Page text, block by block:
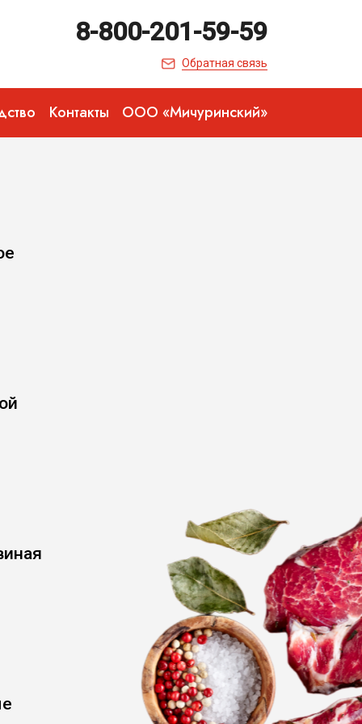
8-800-201-59-59
Обратная связь
Контакты ООО «Мичуринский»